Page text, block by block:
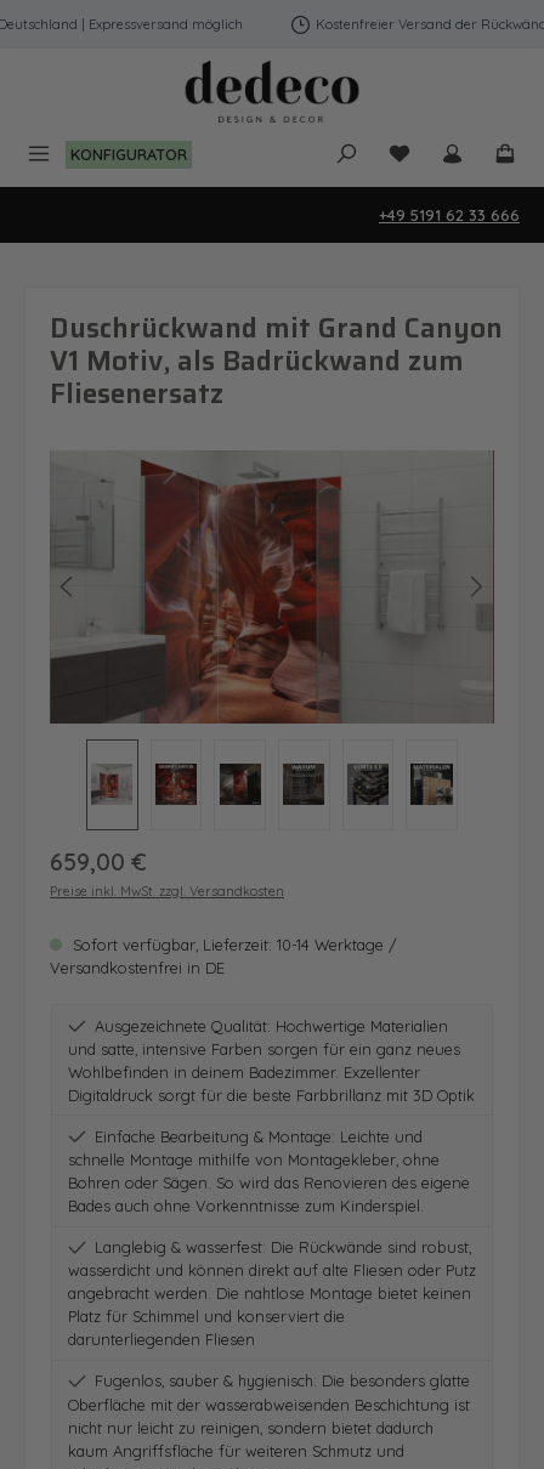
Zum Hauptinhalt springen
| Expressversand möglich Kostenfreier Versand der
KONFIGURATOR Du hast 0
+49 5191 62 33 666
Duschrückwand mit Grand Canyon
V1 Motiv, als Badrückwand zum
Fliesenersatz
Bildergalerie überspringen
Regulärer Preis:
659,00 €
Preise inkl. MwSt. zzgl. Versandkosten
Sofort verfügbar, Lieferzeit: 10-14 Werktage /
Versandkostenfrei in DE
Ausgezeichnete Qualität: Hochwertige Materialien
und satte, intensive Farben sorgen für ein ganz neues
Wohlbefinden in deinem Badezimmer. Exzellenter
Digitaldruck sorgt für die beste Farbbrillanz mit 3D Optik
Einfache Bearbeitung & Montage: Leichte und
schnelle Montage mithilfe von Montagekleber, ohne
Bohren oder Sägen. So wird das Renovieren des eigene
Bades auch ohne Vorkenntnisse zum Kinderspiel.
Langlebig & wasserfest: Die Rückwände sind robust,
wasserdicht und können direkt auf alte Fliesen oder Putz
angebracht werden. Die nahtlose Montage bietet keinen
Platz für Schimmel und konserviert die
darunterliegenden Fliesen
Fugenlos, sauber & hygienisch: Die besonders glatte
Oberfläche mit der wasserabweisenden Beschichtung ist
nicht nur leicht zu reinigen, sondern bietet dadurch
kaum Angriffsfläche für weiteren Schmutz und